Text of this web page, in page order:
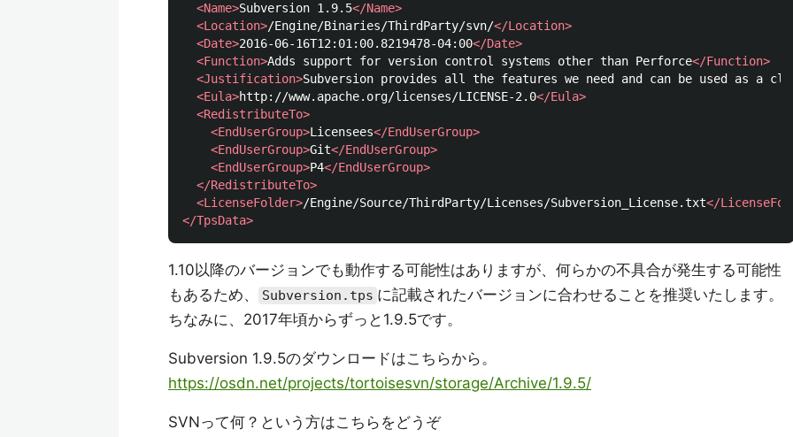
<Name>Subversion 1.9.5</Name>
<Location>/Engine/Binaries/ThirdParty/svn/</Location>
<Date>2016-06-16T12:01:00.8219478-04:00</Date>
<Function>Adds support for version control systems other than Perforce</Function>
<Justification>Subversion provides all the features we need and can be used as a
<Eula>http://www.apache.org/licenses/LICENSE-2.0</Eula>
<RedistributeTo>
<EndUserGroup>Licensees</EndUserGroup>
<EndUserGroup>Git</EndUserGroup>
<EndUserGroup>P4</EndUserGroup>
</RedistributeTo>
<LicenseFolder>/Engine/Source/ThirdParty/Licenses/Subversion_License.txt</
</TpsData>
1.10以降のバージョンでも動作する可能性はありますが、何らかの不具合が発生する可能性
もあるため、
Subversion.tps に記載されたバージョンに合わせることを推奨いたします。
ちなみに、2017年頃からずっと1.9.5です。
Subversion 1.9.5のダウンロードはこちらから。
https://osdn.net/projects/tortoisesvn/storage/Archive/1.9.5/
SVNって何？という方はこちらをどうぞ